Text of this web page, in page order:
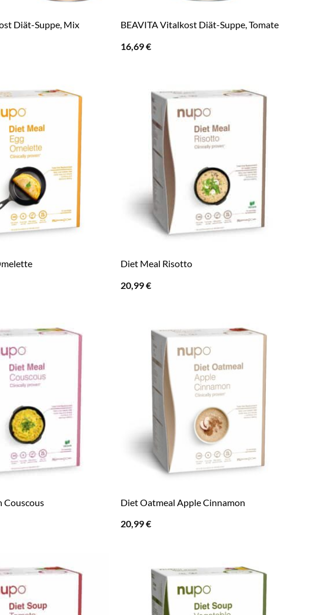
Diät-Suppe, Mix
BEAVITA Vitalkost Diät-Suppe, Tomate
16,69€
Diet Meal Risotto
20,99€
Couscous
Diet Oatmeal Apple Cinnamon
20,99€